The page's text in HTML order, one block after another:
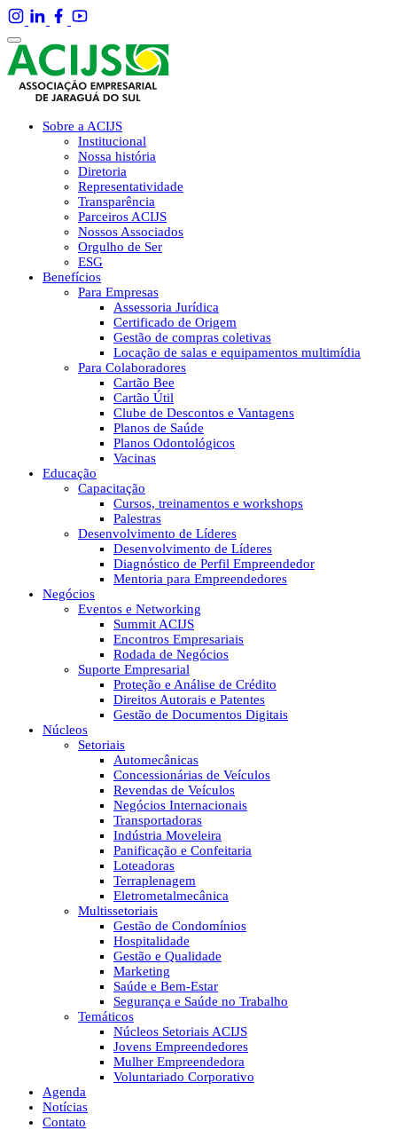
Sobre a ACIJS
Institucional
Nossa história
Diretoria
Representatividade
Transparência
Parceiros ACIJS
Nossos Associados
Orgulho de Ser
ESG
Benefícios
Para Empresas
Assessoria Jurídica
Certificado de Origem
Gestão de compras coletivas
Locação de salas e equipamentos multimídia
Para Colaboradores
Cartão Bee
Cartão Útil
Clube de Descontos e Vantagens
Planos de Saúde
Planos Odontológicos
Vacinas
Educação
Capacitação
Cursos, treinamentos e workshops
Palestras
Desenvolvimento de Líderes
Desenvolvimento de Líderes
Diagnóstico de Perfil Empreendedor
Mentoria para Empreendedores
Negócios
Eventos e Networking
Summit ACIJS
Encontros Empresariais
Rodada de Negócios
Suporte Empresarial
Proteção e Análise de Crédito
Direitos Autorais e Patentes
Gestão de Documentos Digitais
Núcleos
Setoriais
Automecânicas
Concessionárias de Veículos
Revendas de Veículos
Negócios Internacionais
Transportadoras
Indústria Moveleira
Panificação e Confeitaria
Loteadoras
Terraplenagem
Eletrometalmecânica
Multissetoriais
Gestão de Condomínios
Hospitalidade
Gestão e Qualidade
Marketing
Saúde e Bem-Estar
Segurança e Saúde no Trabalho
Temáticos
Núcleos Setoriais ACIJS
Jovens Empreendedores
Mulher Empreendedora
Voluntariado Corporativo
Agenda
Notícias
Contato